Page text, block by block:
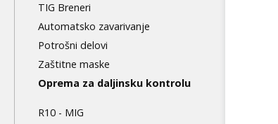
TIG Breneri
Automatsko zavarivanje
Potrošni delovi
Zaštitne maske
Oprema za daljinsku kontrolu
R10 - MIG